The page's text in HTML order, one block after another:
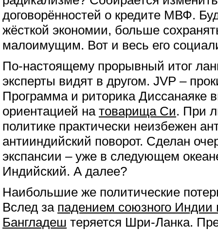
договорённостей о кредите МВФ.
жёсткой экономии, больше
малоимущим. Вот и весь его
По-настоящему прорывный итог
эксперты видят в другом. JVP –
Программа и риторика Диссанаяке
ориентацией на товарища Си. При
политике практически неизбежен
антииндийский поворот. Сделан
экспансии – уже в следующем
Индийский. А далее?
Наибольшие же политические
Вслед за падением союзного Индии
Бангладеш теряется Шри-Ланка.